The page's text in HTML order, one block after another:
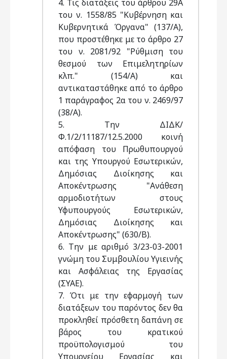
4. Τις διατάξεις του άρθρου 29Α
του ν. 1558/85 "Κυβέρνηση και
Κυβερνητικά Όργανα" (137/Α),
που προστέθηκε με το άρθρο 27
του ν. 2081/92 "Ρύθμιση του
θεσμού των Επιμελητηρίων
κλπ." (154/Α) και
αντικαταστάθηκε από το άρθρο
1 παράγραφος 2α του ν. 2469/97
(38/Α).
5. Την ΔΙΔΚ/
Φ.1/2/11187/12.5.2000 κοινή
απόφαση του Πρωθυπουργού
και της Υπουργού Εσωτερικών,
Δημόσιας Διοίκησης και
Αποκέντρωσης "Ανάθεση
αρμοδιοτήτων στους
Υφυπουργούς Εσωτερικών,
Δημόσιας Διοίκησης και
Αποκέντρωσης" (630/Β).
6. Την με αριθμό 3/23-03-2001
γνώμη του Συμβουλίου Υγιεινής
και Ασφάλειας της Εργασίας
(ΣΥΑΕ).
7. Ότι με την εφαρμογή των
διατάξεων του παρόντος δεν θα
προκληθεί πρόσθετη δαπάνη σε
βάρος του κρατικού
προϋπολογισμού του
Υπουργείου Εργασίας και